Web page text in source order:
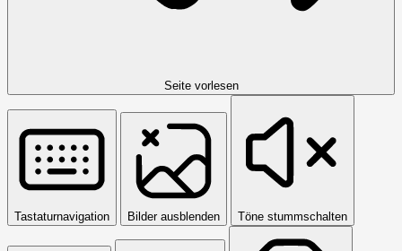
Seite vorlesen
Tastaturnavigation Bilder ausblenden Töne stummschalten